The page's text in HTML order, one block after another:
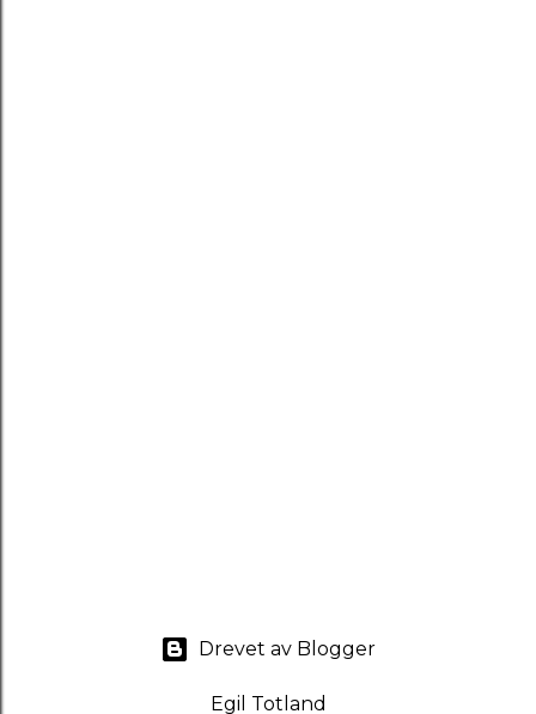
Drevet av Blogger
Egil Totland